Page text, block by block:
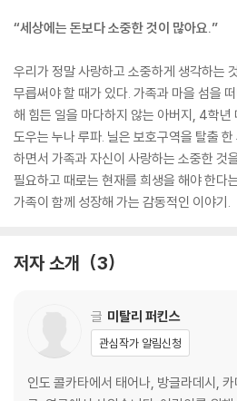
“세상에는 돈보다 소중한 것이 많아요.”
우리가 정말 사랑하고 소중하게 생각하는
무릅써야 할 때가 있다. 가족과 마을 섬을
해 힘든 일을 마다하지 않는 아버지, 4학년
도우는 누나 루파. 닐은 보호구역을 탈출
하면서 가족과 자신이 사랑하는 소중한 것
필요하고 때로는 현재를 희생을 해야 한다
가족이 함께 성장해 가는 감동적인 이야기.
저자 소개 3
글 미탈리 퍼킨스
관심작가 알림신청
인도 콜카타에서 태어나, 방글라데시,